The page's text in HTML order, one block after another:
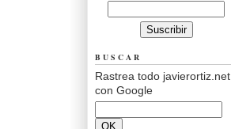
BUSCAR
Rastrea todo javierortiz.net
con Google